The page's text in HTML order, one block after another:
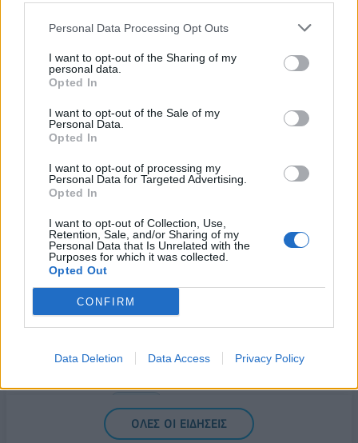
Personal Data Processing Opt Outs
I want to opt-out of the Sharing of my
personal data.
Opted In
I want to opt-out of the Sale of my
Personal Data.
Opted In
I want to opt-out of processing my
Personal Data for Targeted Advertising.
Opted In
I want to opt-out of Collection, Use,
Retention, Sale, and/or Sharing of my
Personal Data that Is Unrelated with the
Purposes for which it was collected.
Opted Out
CONFIRM
Data Deletion Data Access Privacy Policy
07/08/2026 - 15:21 ΟΙΚΟΝΟΜΙΑ
Νέο κύμα καύσωνα στην Ευρώπη – Θερμοκρασίες
άνω των 40°C σε Ιταλία, Ισπανία και Βαλκάνια
Fourlis: Συμφωνία για την πώληση συμμετοχής στο
07/08/2026 - 14:39 ΕΠΙΧΕΙΡΗΣΕΙΣ
ΥΠΠΟ: Επιχορηγήσεις 1.106.000 ευρώ για την
ενίσχυση των Πολυθεματικών Φεστιβάλ σε όλη την
Ελλάδα
07/08/2026 - 14:34 ΟΙΚΟΝΟΜΙΑ
Άρειος Πάγος- Ε. Μπακέλας: Δεν ανασύρεται από το
αρχείο η υπόθεση των υποκλοπών
07/08/2026 - 14:11 ΕΛΛΑΔΑ
Σαουδική Αραβία, Τουρκία και Πακιστάν
ΟΛΕΣ ΟΙ ΕΙΔΗΣΕΙΣ